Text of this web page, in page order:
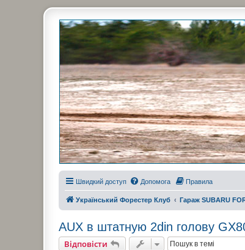
Украинский Форестер Клуб
Всеукраинский клуб владельцев Subaru Forester.
Швидкий доступ Допомога Правила
Український Форестер Клуб Гараж SUBARU
AUX в штатную 2din голову
Відповісти